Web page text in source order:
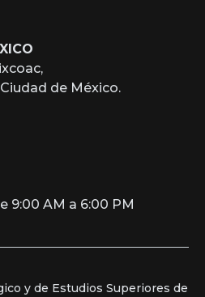
de México.
9:00 AM a 6:00 PM
y de Estudios Superiores de